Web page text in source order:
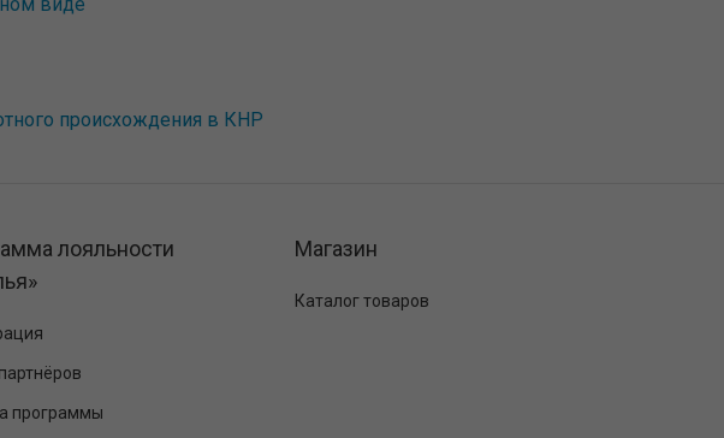
происхождения в КНР
лояльности
программы
Магазин
Каталог товаров